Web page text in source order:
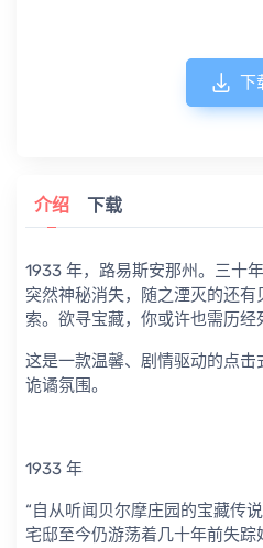
介绍 下载
1933 年，路易斯安那州。三十
突然神秘消失，随之湮灭的还
索。欲寻宝藏，你或许也需历经
这是一款温馨、剧情驱动的点
诡谲氛围。
1933 年
“自从听闻贝尔摩庄园的宝藏传
宅邸至今仍游荡着几十年前失